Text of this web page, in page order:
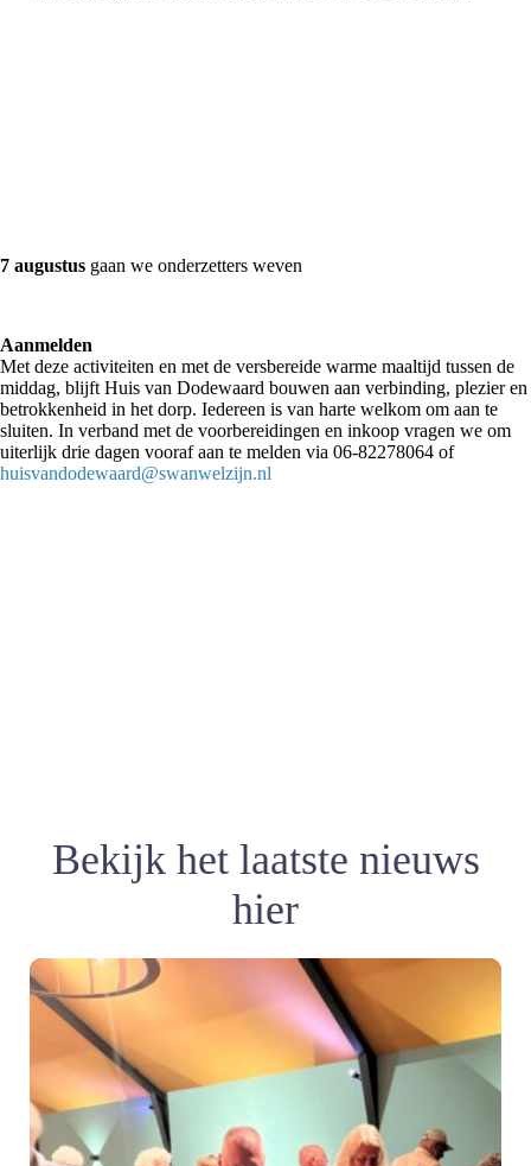
7 augustus gaan we onderzetters weven
Aanmelden
Met deze activiteiten en met de versbereide warme maaltijd tussen de
middag, blijft Huis van Dodewaard bouwen aan verbinding, plezier en
betrokkenheid in het dorp. Iedereen is van harte welkom om aan te
sluiten. In verband met de voorbereidingen en inkoop vragen we om
uiterlijk drie dagen vooraf aan te melden via 06-82278064 of
huisvandodewaard@swanwelzijn.nl
Bekijk het laatste nieuws
hier